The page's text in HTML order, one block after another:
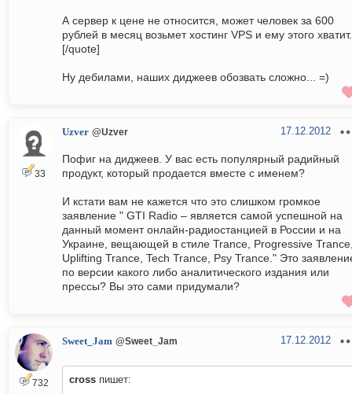
А сервер к цене не относится, может человек за 600
рублей в месяц возьмет хостинг VPS и ему этого хватит.
[/quote]
Ну дебилами, наших диджеев обозвать сложно... =)
33
Uzver @Uzver 17.12.2012
Пофиг на диджеев. У вас есть популярный радийный
продукт, который продается вместе с именем?
И кстати вам не кажется что это слишком громкое
заявление " GTI Radio – является самой успешной на
данный момент онлайн-радиостанцией в России и на
Украине, вещающей в стиле Trance, Progressive
Uplifting Trance, Tech Trance, Psy Trance." Это
по версии какого либо аналитического издания или
прессы? Вы это сами придумали?
732
Sweet_Jam @Sweet_Jam 17.12.2012
cross пишет: